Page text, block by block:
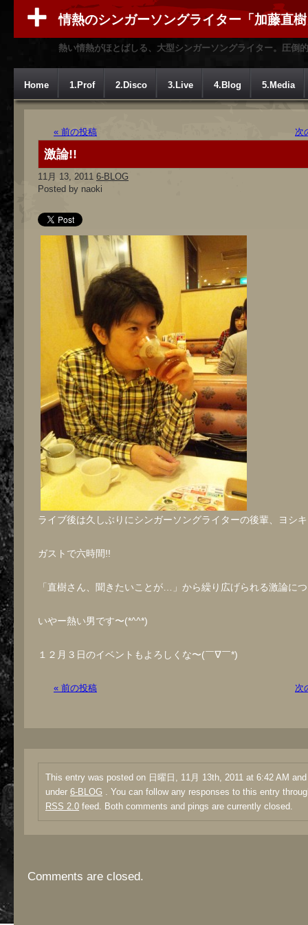
情熱のシンガーソングライター「加藤直
熱い情熱がほとばしる、大型シンガーソングライター。圧倒
Home 1.Prof 2.Disco 3.Live 4.Blog 5.Media
« 前の投稿 次
激論!!
11月 13, 2011 6-BLOG
Posted by naoki
ライブ後は久しぶりにシンガーソングライターの後輩、ヨシ
ガストで六時間!!
「直樹さん、聞きたいことが…」から繰り広げられる激論に
いやー熱い男です〜(*^^*)
１２月３日のイベントもよろしくな〜(￣∇￣*)ゞ
« 前の投稿 次
This entry was posted on 日曜日, 11月 13th, 2011 at 6:42 AM
under 6-BLOG . You can follow any responses to this entry
RSS 2.0 feed. Both comments and pings are currently closed.
Comments are closed.